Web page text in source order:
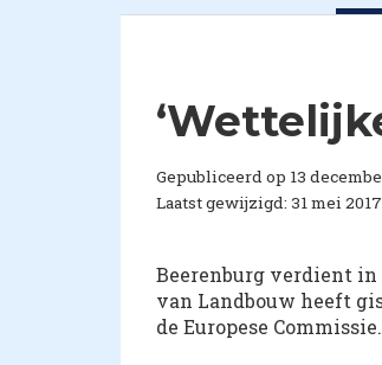
Gepubliceerd op 13
Laatst gewijzigd: 31 mei
Beerenburg verdient
van Landbouw heeft
de Europese Commissie.